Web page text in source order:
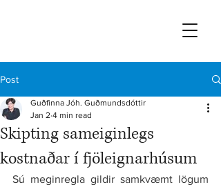
Post
Skipting sameiginlegs
kostnaðar í fjöleignarhúsum
Guðfinna Jóh. Guðmundsdóttir
Jan 2 4 min read
Sú meginregla gildir samkvæmt lögum